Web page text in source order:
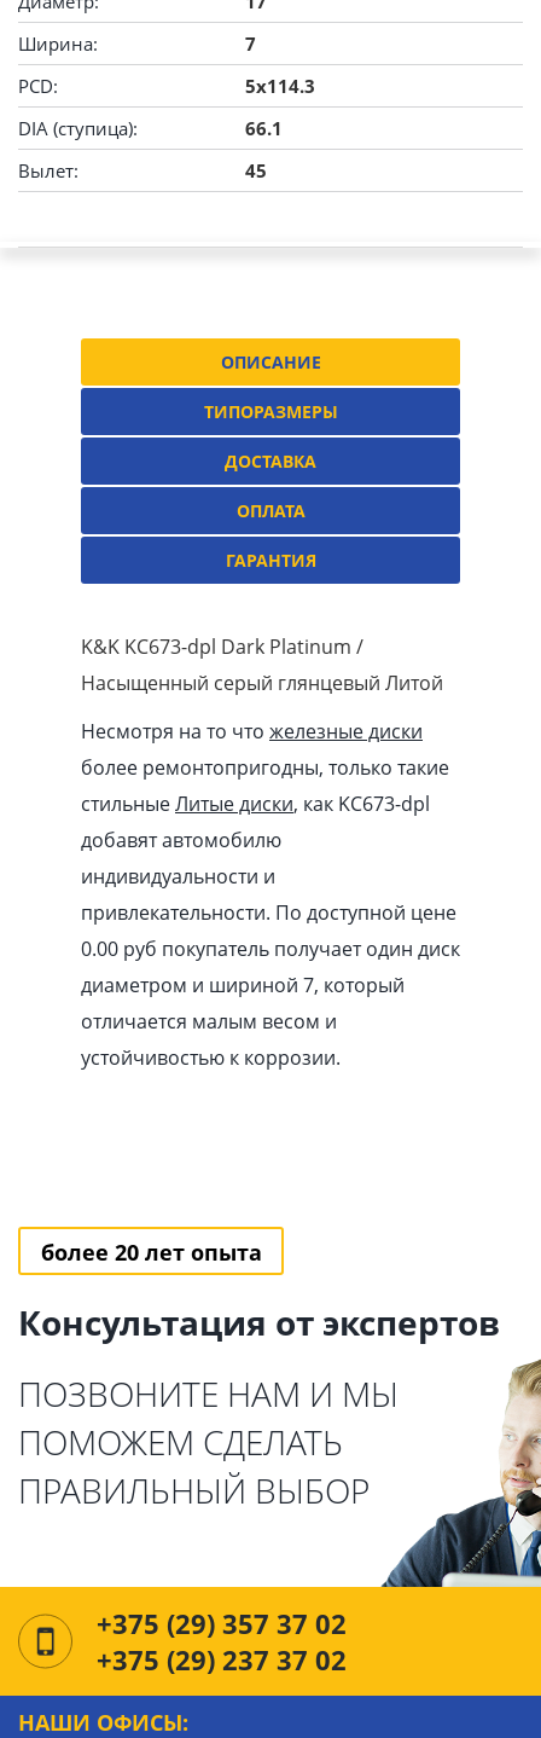
Ширина:
7
PCD:
5x114.3
DIA (ступица):
66.1
Вылет:
45
ОПИСАНИЕ
ТИПОРАЗМЕРЫ
ДОСТАВКА
ОПЛАТА
ГАРАНТИЯ
K&K KC673-dpl Dark Platinum /
Насыщенный серый глянцевый Литой
Несмотря на то что железные диски
более ремонтопригодны, только такие
стильныеЛитые диски, как KC673-dpl
добавят автомобилю
индивидуальности и
привлекательности. По доступной цене
0.00 pуб покупатель получает один диск
диаметром и шириной 7, который
отличается малым весом и
устойчивостью к коррозии.
более 20 лет опыта
Консультация от экспертов
ПОЗВОНИТЕ НАМ И МЫ
ПОМОЖЕМ СДЕЛАТЬ
ПРАВИЛЬНЫЙ ВЫБОР
+375 (29) 357 37 02
+375 (29) 237 37 02
НАШИ ОФИСЫ: